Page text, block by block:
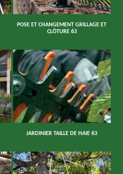
POSE ET CHANGEMENT GRILLAGE ET
CLÔTURE 63
JARDINIER TAILLE DE HAIE 63